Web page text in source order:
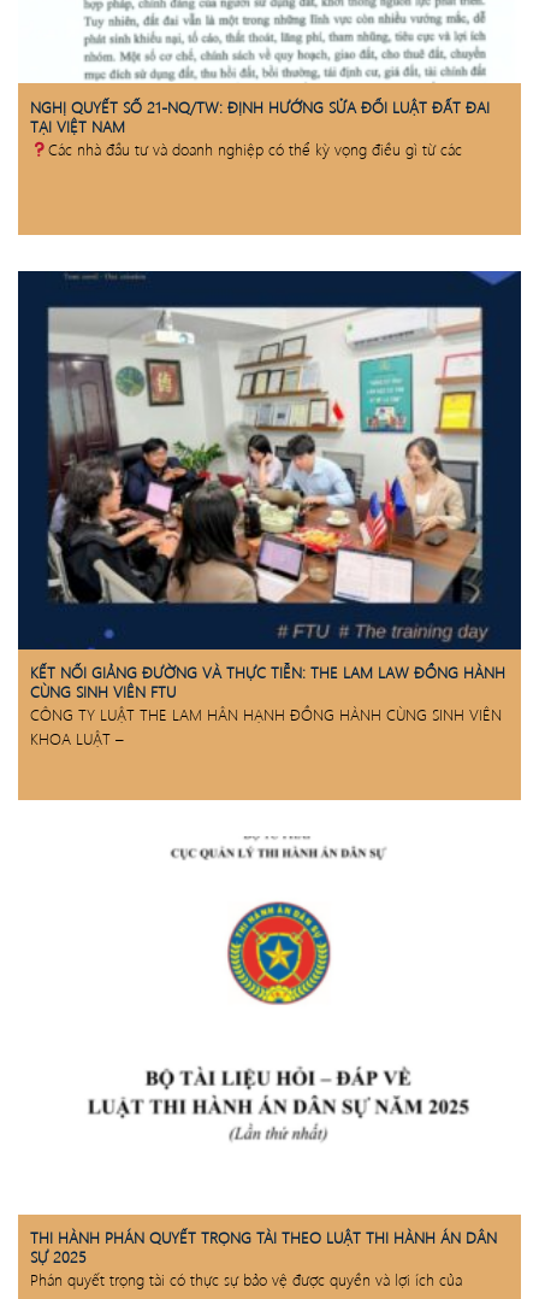
NGHỊ QUYẾT SỐ 21-NQ/TW: ĐỊNH HƯỚNG SỬA ĐỔI LUẬT ĐẤT ĐAI
TẠI VIỆT NAM
Các nhà đầu tư và doanh nghiệp có thể kỳ vọng điều gì từ các
KẾT NỐI GIẢNG ĐƯỜNG VÀ THỰC TIỄN: THE LAM LAW ĐỒNG HÀNH
CÙNG SINH VIÊN FTU
CÔNG TY LUẬT THE LAM HÂN HẠNH ĐỒNG HÀNH CÙNG SINH VIÊN
KHOA LUẬT –
THI HÀNH PHÁN QUYẾT TRỌNG TÀI THEO LUẬT THI HÀNH ÁN DÂN
SỰ 2025
Phán quyết trọng tài có thực sự bảo vệ được quyền và lợi ích của